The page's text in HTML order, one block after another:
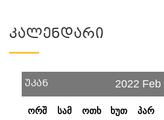
Კალენდარი
უკან 2022 Feb
ორშ სამ ოთხ ხუთ პარ